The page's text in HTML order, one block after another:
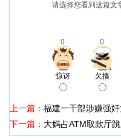
请选择您看到这篇文
0 0
惊讶 欠揍
上一篇： 福建一干部涉嫌强
下一篇： 大妈占ATM取款厅